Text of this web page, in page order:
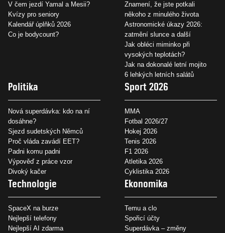
V čem jezdí Yamal a Mesii?
Kvízy pro seniory
Kalendář úplňků 2026
Co je bodycount?
Znamení, že jste potkali
někoho z minulého života
Astronomické úkazy 2026:
zatmění slunce a další
Jak obléci miminko při
vysokých teplotách?
Jak na dokonalé letní mojito
6 lehkých letních salátů
Politika
Nová superdávka: kdo na ní
dosáhne?
Sjezd sudetských Němců
Proč vláda zavádí EET?
Padni komu padni
Výpověď z práce vzor
Divoký kačer
Sport 2026
MMA
Fotbal 2026/27
Hokej 2026
Tenis 2026
F1 2026
Atletika 2026
Cyklistika 2026
Technologie
SpaceX na burze
Nejlepší telefony
Nejlepší AI zdarma
Ekonomika
Temu a clo
Spořicí účty
Superdávka – změny